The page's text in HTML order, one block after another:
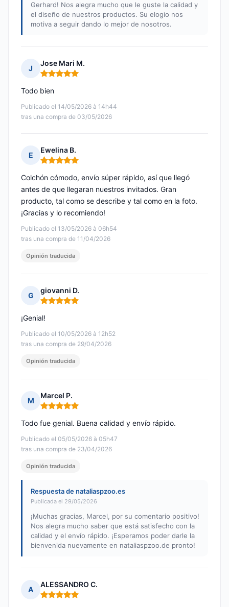
Gerhard! Nos alegra mucho que le guste la calidad y
el diseño de nuestros productos. Su elogio nos
motiva a seguir dando lo mejor de nosotros.
J
Jose Mari M.
Nota: 5 de 5
Publicado el 14/05/2026 à 14h44
tras una compra de 03/05/2026
Todo bien
E
Ewelina B.
Nota: 5 de 5
Publicado el 13/05/2026 à 06h54
tras una compra de 11/04/2026
Colchón cómodo, envío súper rápido, así que llegó
antes de que llegaran nuestros invitados. Gran
producto, tal como se describe y tal como en la foto.
¡Gracias y lo recomiendo!
Opinión traducida
G
giovanni D.
Nota: 5 de 5
Publicado el 10/05/2026 à 12h52
tras una compra de 29/04/2026
¡Genial!
Opinión traducida
M
Marcel P.
Nota: 5 de 5
Publicado el 05/05/2026 à 05h47
tras una compra de 23/04/2026
Todo fue genial. Buena calidad y envío rápido.
Opinión traducida
Respuesta de nataliaspzoo.es
Publicada el 29/05/2026
¡Muchas gracias, Marcel, por su comentario positivo!
Nos alegra mucho saber que está satisfecho con la
calidad y el envío rápido. ¡Esperamos poder darle la
bienvenida nuevamente en nataliaspzoo.de pronto!
A
ALESSANDRO C.
Nota: 5 de 5